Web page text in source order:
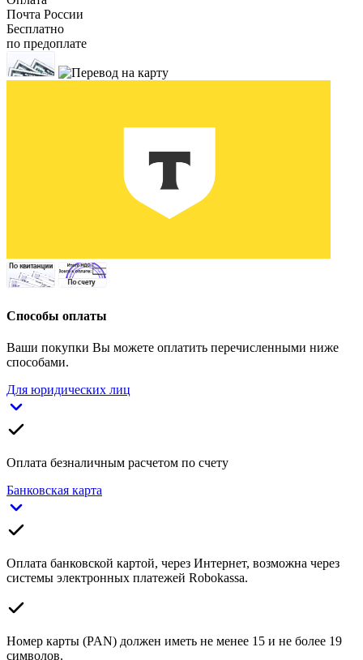
Почта России
Бесплатно
по предоплате
Способы оплаты
Ваши покупки Вы можете оплатить перечисленными ниже
способами.
Для юридических лиц
Оплата безналичным расчетом по счету
Банковская карта
Оплата банковской картой, через Интернет, возможна через
системы электронных платежей Robokassa.
Номер карты (PAN) должен иметь не менее 15 и не более 19
символов.